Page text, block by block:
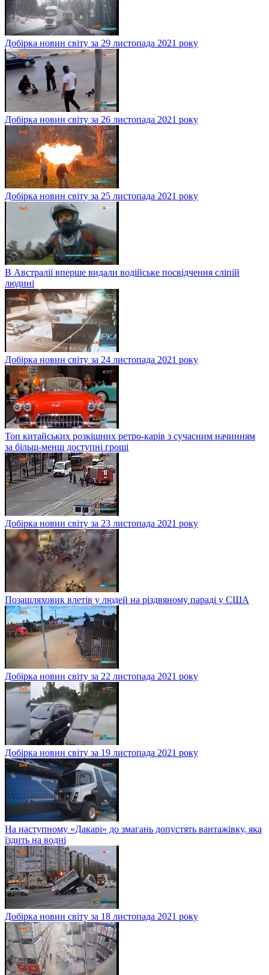
Добірка новин світу за 29 листопада 2021 року
Добірка новин світу за 26 листопада 2021 року
Добірка новин світу за 25 листопада 2021 року
В Австралії вперше видали водійське посвідчення сліпій
людині
Добірка новин світу за 24 листопада 2021 року
Топ китайських розкішних ретро-карів з сучасним начинням
за більш-менш доступні гроші
Добірка новин світу за 23 листопада 2021 року
Позашляховик влетів у людей на різдвяному параді у США
Добірка новин світу за 22 листопада 2021 року
Добірка новин світу за 19 листопада 2021 року
На наступному «Дакарі» до змагань допустять вантажівку, яка
їздить на водні
Добірка новин світу за 18 листопада 2021 року